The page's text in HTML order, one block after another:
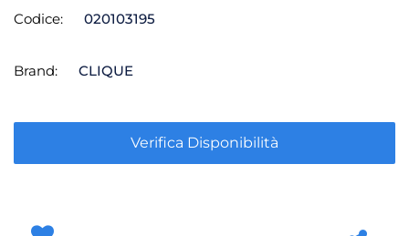
Codice: 020103195
Brand: CLIQUE
Verifica Disponibilità